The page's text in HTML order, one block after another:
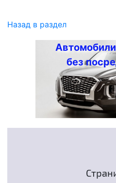
Назад в раздел
без